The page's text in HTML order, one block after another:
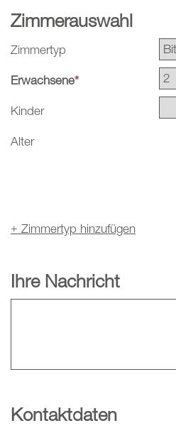
Zimmerauswahl
Zimmertyp
Erwachsene*
Kinder
Alter
+ Zimmertyp hinzufügen
Ihre Nachricht
Kontaktdaten